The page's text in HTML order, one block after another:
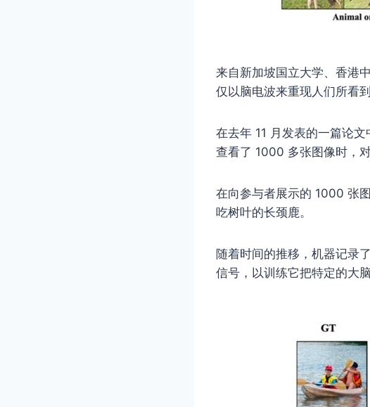
来自新加坡国立大学、香港
仅以脑电波来重现人们所看
在去年 11 月发表的一篇论
查看了 1000 多张图像时，
在向参与者展示的 1000 张
吃树叶的长颈鹿。
随着时间的推移，机器记录
信号，以训练它把特定的大